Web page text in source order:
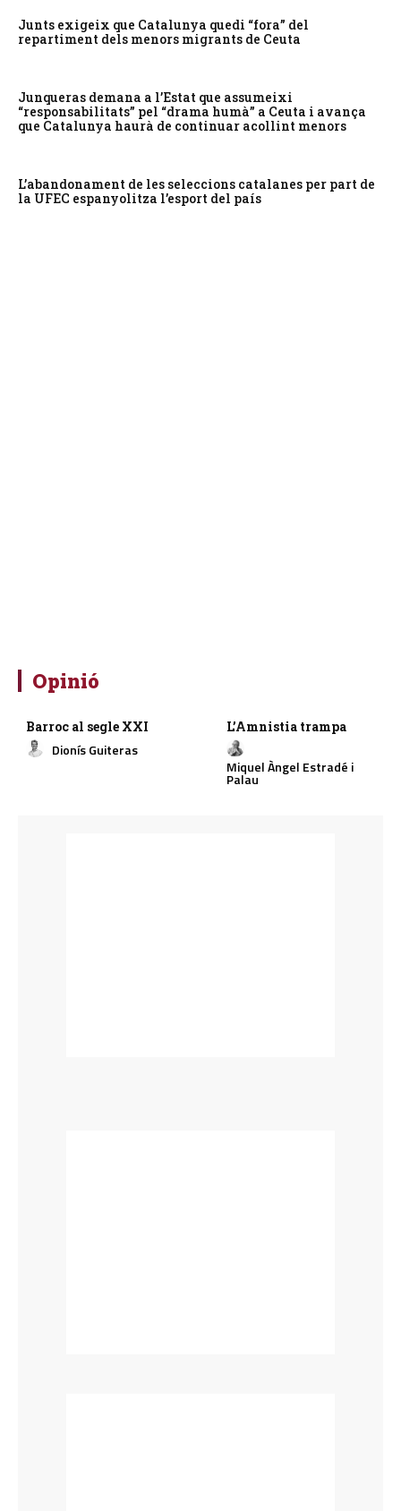
Junts exigeix que Catalunya quedi “fora” del
repartiment dels menors migrants de Ceuta
Junqueras demana a l’Estat que assumeixi
“responsabilitats” pel “drama humà” a Ceuta i avança
que Catalunya haurà de continuar acollint menors
L’abandonament de les seleccions catalanes per part de
la UFEC espanyolitza l’esport del país
Opinió
Barroc al segle XXI
Dionís Guiteras
L’Amnistia trampa
Miquel Àngel Estradé i
Palau